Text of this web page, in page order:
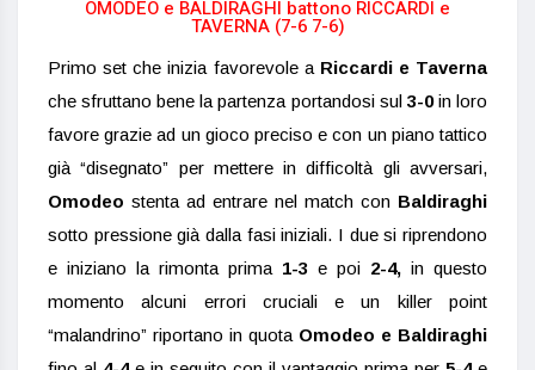
OMODEO e BALDIRAGHI battono RICCARDI e
TAVERNA (7-6 7-6)
Primo set che inizia favorevole a Riccardi e Taverna
che sfruttano bene la partenza portandosi sul 3-0in loro
favore grazie ad un gioco preciso e con un piano tattico
già “disegnato” per mettere in difficoltà gli avversari,
Omodeo stenta ad entrare nel match con Baldiraghi
sotto pressione già dalla fasi iniziali. I due si riprendono
e iniziano la rimonta prima 1-3 e poi 2-4, in questo
momento alcuni errori cruciali e un killer point
“malandrino” riportano in quota Omodeo e Baldiraghi